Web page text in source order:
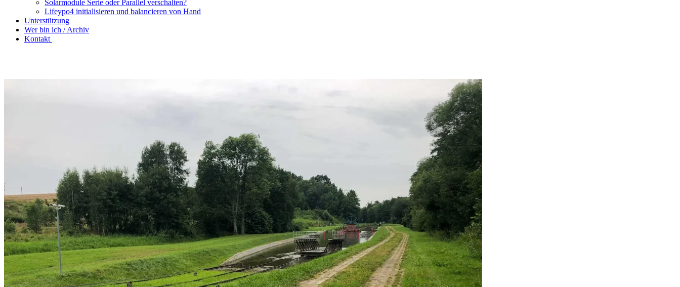
Solarmodule Serie oder Parallel verschalten?
Lifeypo4 initialisieren und balancieren von Hand
Unterstützung
Wer bin ich / Archiv
Kontakt